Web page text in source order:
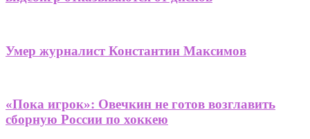
Умер журналист Константин Максимов
«Пока игрок»: Овечкин не готов возглавить
сборную России по хоккею